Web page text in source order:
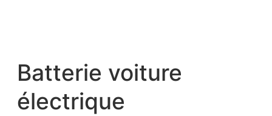
Batterie voiture
électrique